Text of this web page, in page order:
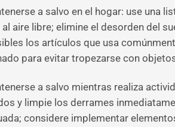
a salvo en el hogar: use una
al aire libre; elimine el desorden del
los artículos que usa
para evitar tropezarse con
a salvo mientras realiza
y limpie los derrames
considere implementar